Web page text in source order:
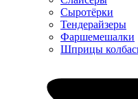
Сыротёрки
Тендерайзеры
Фаршемешалки
Шприцы